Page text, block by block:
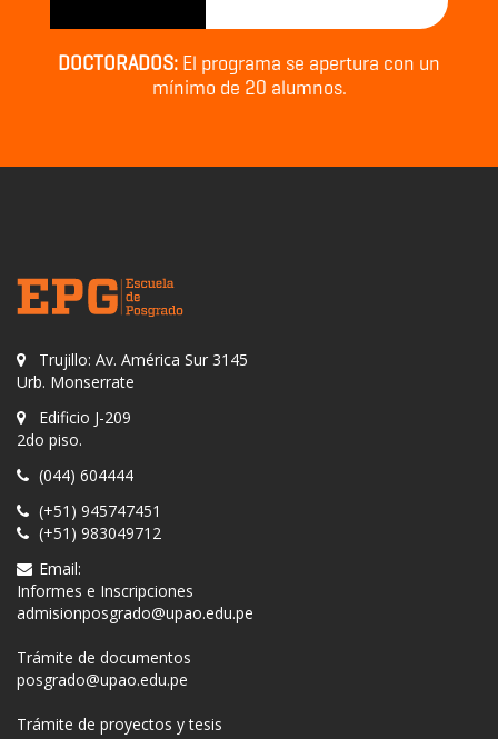
DOCTORADOS: El programa se apertura con un
mínimo de 20 alumnos.
Trujillo: Av. América Sur 3145
Urb. Monserrate
Edificio J-209
2do piso.
(044) 604444
(+51) 945747451
(+51) 983049712
Email:
Informes e Inscripciones
admisionposgrado@upao.edu.pe
Trámite de documentos
posgrado@upao.edu.pe
Trámite de proyectos y tesis